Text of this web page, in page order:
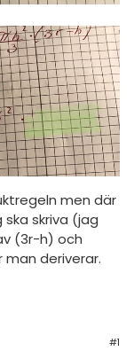
men där
skriva (jag
(3r-h) och
deriverar.
#1